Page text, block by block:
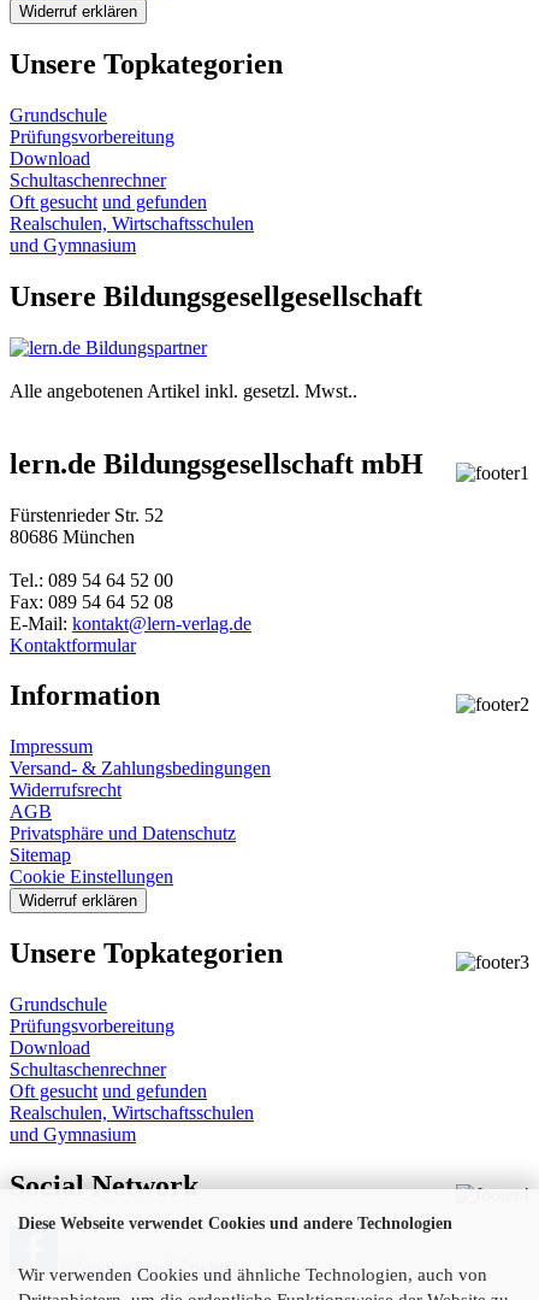
Diese Webseite verwendet Cookies und andere Technologien
Wir verwenden Cookies und ähnliche Technologien, auch von
Widerruf erklären
Unsere Topkategorien
Grundschule
Prüfungsvorbereitung
Download
Schultaschenrechner
Oft gesucht und gefunden
Realschulen, Wirtschaftsschulen
und Gymnasium
Unsere Bildungsgesellgesellschaft
Alle angebotenen Artikel inkl. gesetzl. Mwst..
lern.de Bildungsgesellschaft mbH
Fürstenrieder Str. 52
80686 München
Tel.: 089 54 64 52 00
Fax: 089 54 64 52 08
E-Mail: kontakt@lern-verlag.de
Kontaktformular
Information
Impressum
Versand- & Zahlungsbedingungen
Widerrufsrecht
AGB
Privatsphäre und Datenschutz
Sitemap
Cookie Einstellungen
Widerruf erklären
Unsere Topkategorien
Grundschule
Prüfungsvorbereitung
Download
Schultaschenrechner
Oft gesucht und gefunden
Realschulen, Wirtschaftsschulen
und Gymnasium
Social Network